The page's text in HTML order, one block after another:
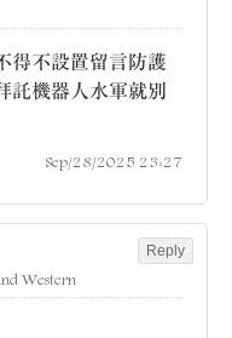
得不設置留言防護
託機器人水軍就別
Sep/28/2025 23:27
Western
Reply